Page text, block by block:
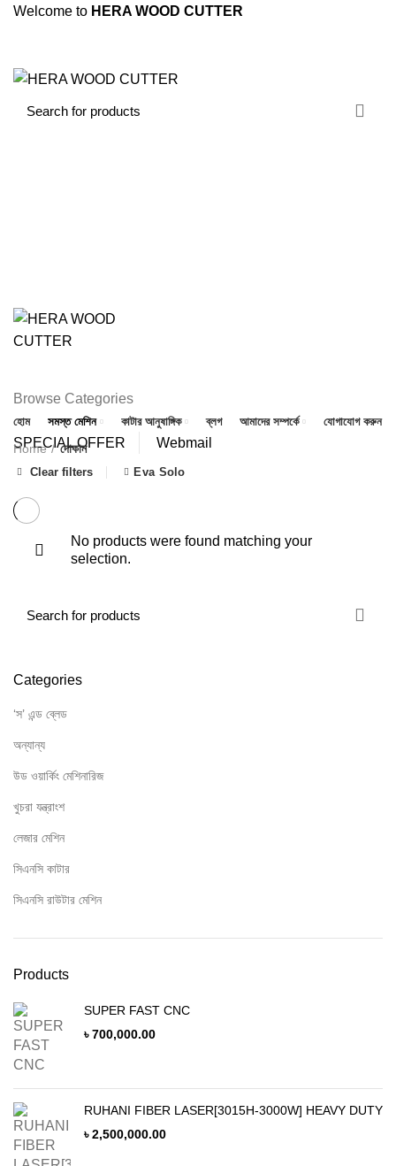
Welcome to HERA WOOD CUTTER
Browse Categories
হোম সমস্ত মেশিন কাটার আনুষাঙ্গিক ব্লগ আমাদের সম্পর্কে যোগাযোগ করুন
SPECIAL OFFER Webmail
Categories
‘স’ এন্ড ব্লেড
অন্যান্য
উড ওয়ার্কিং মেশিনারিজ
খুচরা যন্ত্রাংশ
লেজার মেশিন
সিএনসি কাটার
সিএনসি রাউটার মেশিন
Products
SUPER FAST CNC
৳700,000.00
RUHANI FIBER LASER[3015H-3000W] HEAVY DUTY
৳2,500,000.00
Home দোকান
Clear filters Eva Solo
No products were found matching your
selection.